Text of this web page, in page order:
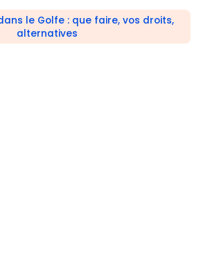
le Golfe : que faire, vos droits,
alternatives